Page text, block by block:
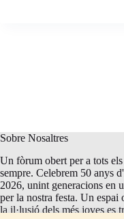
Sobre Nosaltres
Un fòrum obert per a tots
sempre. Celebrem 50 anys
2026, unint generacions en
per la nostra festa. Un espai
la il·lusió dels més joves es